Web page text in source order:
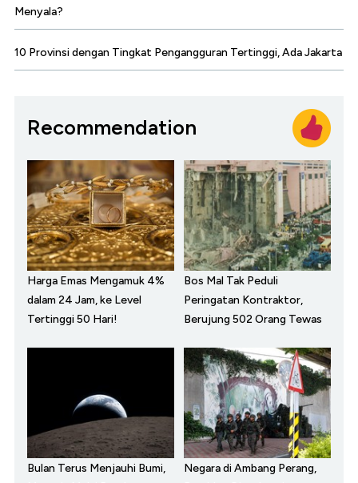
Menyala?
10 Provinsi dengan Tingkat Pengangguran Tertinggi, Ada Jakarta
Recommendation
Harga Emas Mengamuk 4%
dalam 24 Jam, ke Level
Tertinggi 50 Hari!
Bos Mal Tak Peduli
Peringatan Kontraktor,
Berujung 502 Orang Tewas
Bulan Terus Menjauhi Bumi,
Negara di Ambang Perang,